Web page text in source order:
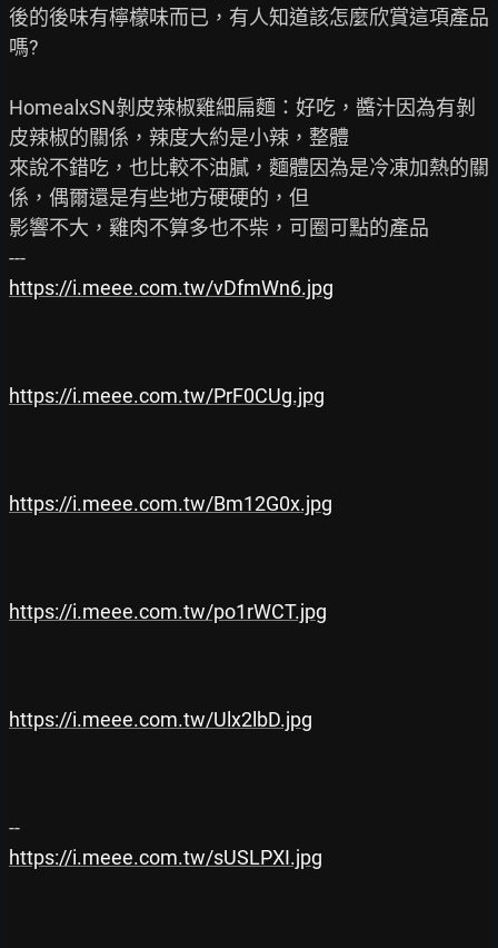
後的後味有檸檬味而已，有人知道該怎麼欣賞這項產品
嗎?
HomealxSN剝皮辣椒雞細扁麵：好吃，醬汁因為有剝
皮辣椒的關係，辣度大約是小辣，整體
來說不錯吃，也比較不油膩，麵體因為是冷凍加熱的關
係，偶爾還是有些地方硬硬的，但
影響不大，雞肉不算多也不柴，可圈可點的產品
https://i.meee.com.tw/vDfmWn6.jpg
https://i.meee.com.tw/PrF0CUg.jpg
https://i.meee.com.tw/Bm12G0x.jpg
https://i.meee.com.tw/po1rWCT.jpg
https://i.meee.com.tw/Ulx2lbD.jpg
https://i.meee.com.tw/sUSLPXI.jpg